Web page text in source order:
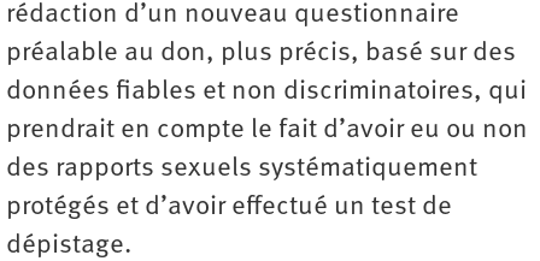
rédaction d’un nouveau questionnaire
préalable au don, plus précis, basé sur des
données fiables et non discriminatoires, qui
prendrait en compte le fait d’avoir eu ou non
des rapports sexuels systématiquement
protégés et d’avoir effectué un test de
dépistage.